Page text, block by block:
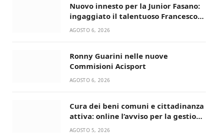
Nuovo innesto per la Junior Fasano:
ingaggiato il talentuoso Francesco
Lupo Timini
AGOSTO 6, 2026
Ronny Guarini nelle nuove
Commisioni Acisport
AGOSTO 6, 2026
Cura dei beni comuni e cittadinanza
attiva: online l’avviso per la gestione
condivisa della Villetta di Laureto
AGOSTO 5, 2026